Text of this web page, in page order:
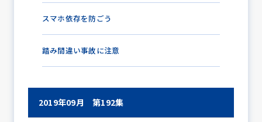
スマホ依存を防ごう
踏み間違い事故に注意
2019年09月 第192集